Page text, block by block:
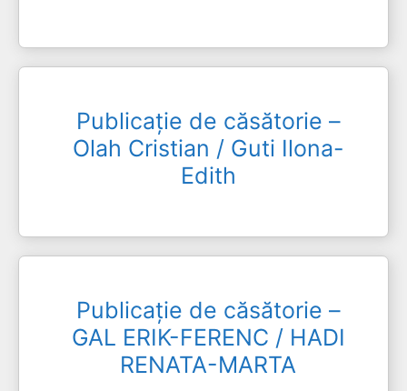
Publicație de căsătorie –
Olah Cristian / Guti Ilona-
Edith
Publicație de căsătorie –
GAL ERIK-FERENC / HADI
RENATA-MARTA